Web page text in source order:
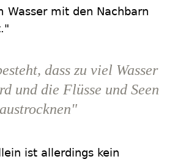
Wasser mit den Nachbarn
dass zu viel Wasser
und die Flüsse und Seen
austrocknen"
ist allerdings kein